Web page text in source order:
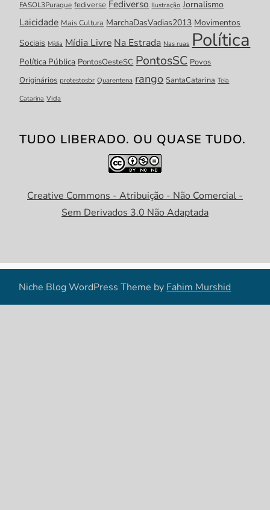
FASOL3Puraque fediverse Fediverso Ilustração Jornalismo
Laicidade Mais Cultura MarchaDasVadias2013 Movimentos
Sociais Mídia Mídia LivreNa Estrada Nas ruas Política
Política Pública PontosOesteSC PontosSC Povos
Originários protestosbr Quarentena rango SantaCatarina Teia
Catarina Vida
TUDO LIBERADO. OU QUASE TUDO.
Creative Commons - Atribuição - Não Comercial -
Sem Derivados 3.0 Não Adaptada
Niche Blog WordPress Theme byFahim Murshid